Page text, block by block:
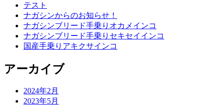
テスト
ナガシンからのお知らせ！
ナガシンブリード手乗りオカメインコ
ナガシンブリード手乗りセキセイインコ
国産手乗りアキクサインコ
アーカイブ
2024年2月
2023年5月